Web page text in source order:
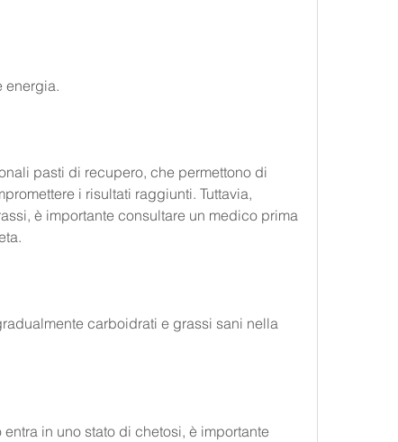
energia.
pasti di recupero, che permettono di
i risultati raggiunti. Tuttavia,
è importante consultare un medico prima
carboidrati e grassi sani nella
in uno stato di chetosi, è importante